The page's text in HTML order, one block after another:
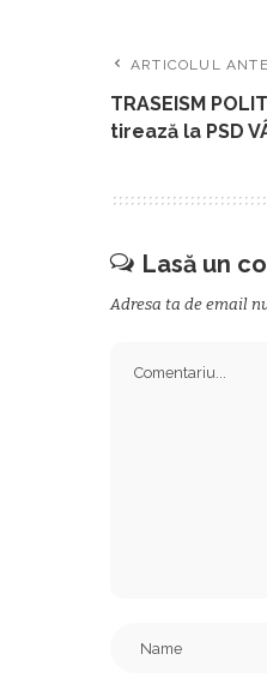
ARTICOLUL
TRASEISM
tirează la PSD
Lasă un
Adresa ta de email